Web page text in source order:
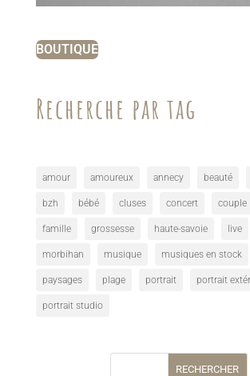
BOUTIQUE
Recherche par tag
amour amoureux annecy beauté
bzh bébé cluses concert couple
famille grossesse haute-savoie live
morbihan musique musiques en stock
paysages plage portrait portrait
portrait studio
RECHERCHER